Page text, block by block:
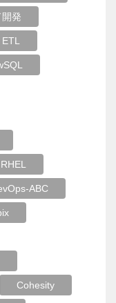
発
ETL
RHEL
ABC
Cohesity